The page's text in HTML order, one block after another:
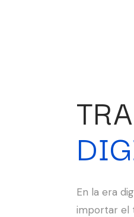
En la era
importar el